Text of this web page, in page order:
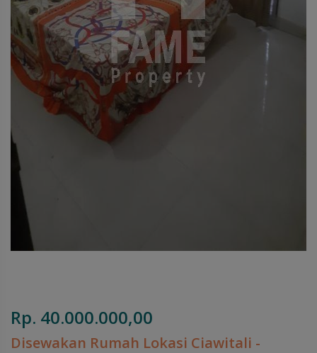
Rp. 40.000.000,00
Disewakan Rumah Lokasi Ciawitali -